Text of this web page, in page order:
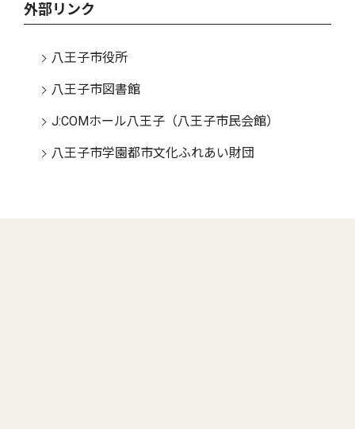
外部リンク
八王子市役所
八王子市図書館
J:COMホール八王子（八王子市民会館）
八王子市学園都市文化ふれあい財団